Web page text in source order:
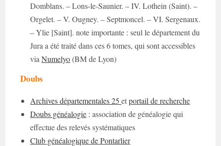
Domblans. – Lons-le-Saunier. – IV. Lothein (Saint). –
Orgelet. – V. Ougney. – Septmoncel. – VI. Sergenaux.
– Ylie [Saint]. note importante : seul le département du
Jura a été traité dans ces 6 tomes, qui sont accessibles
viaNumelyo(BM de Lyon)
Doubs
Archives départementales 25etportail de recherche
Doubs généalogie : association de généalogie qui
effectue des relevés systématiques
Club généalogique de Pontarlier